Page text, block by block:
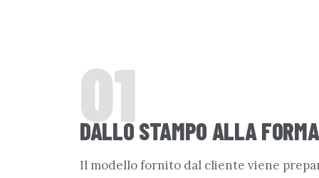
01
DALLO STAMPO ALLA
Il modello fornito dal cliente viene